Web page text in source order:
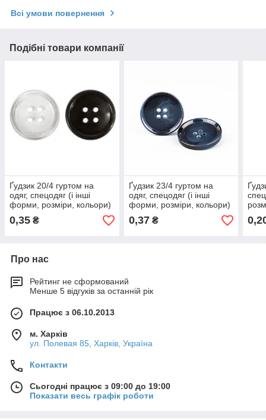
Всі умови повернення
Подібні товари компанії
Ґудзик 20/4 гуртом на
одяг, спецодяг (і інші
форми, розміри, кольори)
0,35 ₴
Ґудзик 23/4 гуртом на
одяг, спецодяг (і інші
форми, розміри, кольори)
0,37₴
Про нас
Рейтинг не сформований
Менше 5 відгуків за останній рік
Працює з 06.10.2013
м. Харків
ул. Полевая 85, Харків, Україна
Контакти
Сьогодні працює з 09:00 до 19:00
Показати весь графік роботи